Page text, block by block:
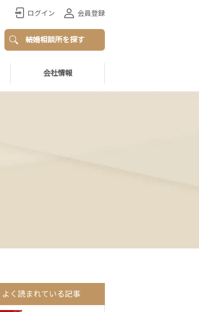
ログイン 会員登録
結婚相談所を探す
会社情報
よく読まれている記事